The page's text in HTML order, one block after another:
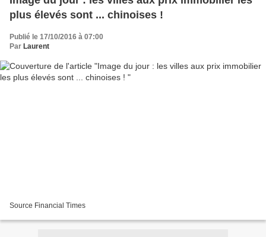
plus élevés sont ... chinoises !
Publié le 17/10/2016 à 07:00
Par Laurent
Source Financial Times